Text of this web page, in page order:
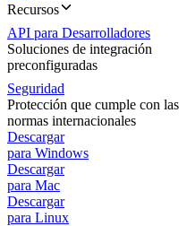
Recursos
API para Desarrolladores
Soluciones de integración
preconfiguradas
Seguridad
Protección que cumple con las
normas internacionales
Descargar
para Windows
Descargar
para Mac
Descargar
para Linux